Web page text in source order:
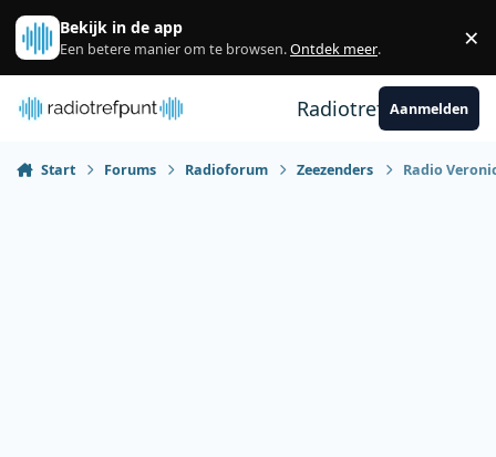
Spring naar bijdragen
Bekijk in de app
Een betere manier om te browsen.Ontdek meer. ×
RadiotrefpuntAanmelden
Start Forums Radioforum Zeezenders Radio